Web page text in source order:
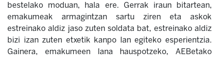
bestelako moduan, hala ere. Gerrak iraun bitartean,
emakumeak armagintzan sartu ziren eta askok
estreinako aldiz jaso zuten soldata bat, estreinako aldiz
bizi izan zuten etxetik kanpo lan egiteko esperientzia.
Gainera, emakumeen lana hauspotzeko, AEBetako